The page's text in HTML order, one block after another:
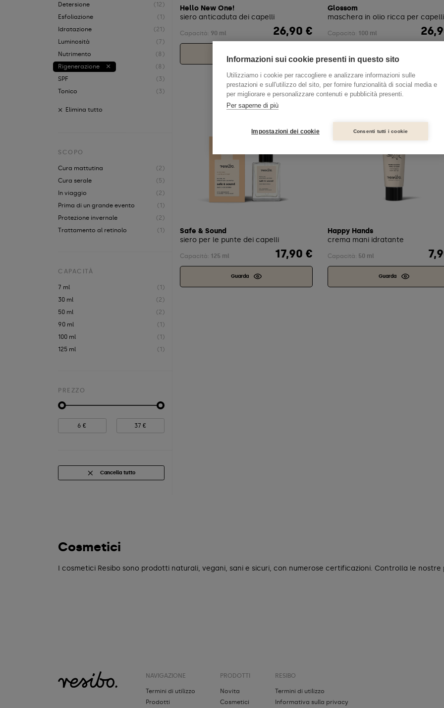
Detersione
(12)
Esfoliazione
(1)
Idratazione
(21)
Luminosità
(7)
Nutrimento
(8)
Rigenerazione
(8)
SPF
(3)
Tonico
(3)
Elimina tutto
SCOPO
Cura mattutina
(2)
Cura serale
(5)
In viaggio
(2)
Prima di un grande evento
(1)
Protezione invernale
(2)
Trattamento al retinolo
(1)
CAPACITÀ
7 ml
(1)
30 ml
(2)
50 ml
(2)
90 ml
(1)
100 ml
(1)
125 ml
(1)
PREZZO
Cancella tutto
Hello New One!
siero anticaduta dei capelli
Capacità: 90 ml Prezzo
26,90 €
Glossom
maschera in olio ricca per capelli
Capacità: 100 ml Prezzo
Safe & Sound
siero per le punte dei capelli
Capacità: 125 ml Prezzo
17,90 €
Guarda
Happy Hands
crema mani idratante
Capacità: 50 ml
Guarda
Cosmetici
I cosmetici Resibo sono prodotti naturali, vegani, sani e sicuri, con numerose certificazioni. Controlla le
NAVIGAZIONE
Termini di utilizzo
Prodotti
PRODOTTI
Novita
Cosmetici
RESIBO
Termini di utilizzo
Informativa sulla privacy
Informazioni sui cookie presenti in questo sito
Utilizziamo i cookie per raccogliere e analizzare informazioni sulle
prestazioni e sull'utilizzo del sito, per fornire funzionalità di social media e
per migliorare e personalizzare contenuti e pubblicità presenti.
Per saperne di più
Impostazioni dei cookie Consenti tutti i cookie